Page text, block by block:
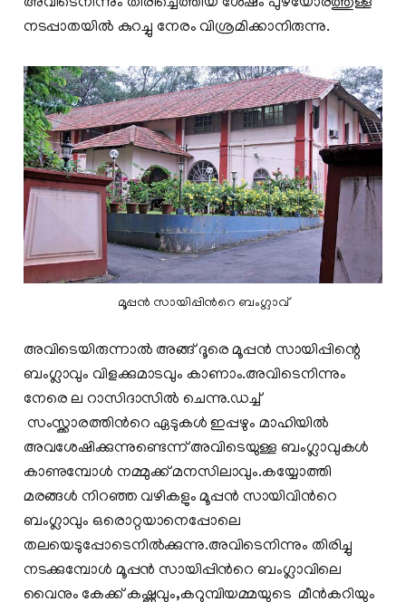
അവിടെനിന്നും തിരിച്ചെത്തിയ ശേഷം പുഴയോരത്തുള്ള
നടപ്പാതയിൽ കുറച്ചു നേരം വിശ്രമിക്കാനിരുന്നു.
മൂപ്പൻ സായിപ്പിന്‍റെ ബംഗ്ലാവ്
അവിടെയിരുന്നാൽ അങ്ങ് ദൂരെ മൂപ്പൻ സായിപ്പിന്റെ
ബംഗ്ലാവും വിളക്കുമാടവും കാണാം.അവിടെനിന്നും
നേരെ ല റാസിദാസിൽ ചെന്നു.ഡച്ച്
സംസ്ക്കാരത്തിന്‍റെ ഏടുകൾ ഇപ്പഴും മാഹിയിൽ
അവശേഷിക്കുന്നുണ്ടെന്ന് അവിടെയുള്ള ബംഗ്ലാവുകൾ
കാണുമ്പോൾ നമ്മുക്ക് മനസിലാവും.കയ്യോത്തി
മരങ്ങൾ നിറഞ്ഞ വഴികളും മൂപ്പൻ സായിവിന്‍റെ
ബംഗ്ലാവും ഒരൊറ്റയാനെപ്പോലെ
തലയെടുപ്പോടെനിൽക്കുന്നു.അവിടെനിന്നും തിരിച്ചു
നടക്കുമ്പോൾ മൂപ്പൻ സായിപ്പിന്‍റെ ബംഗ്ലാവിലെ
വൈനും കേക്ക് കഷ്ണവും,കറുമ്പിയമ്മയുടെ മീൻകറിയും